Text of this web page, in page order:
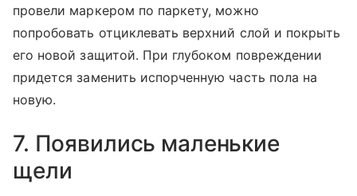
провели маркером по паркету, можно
попробовать отциклевать верхний слой и покрыть
его новой защитой. При глубоком повреждении
придется заменить испорченную часть пола на
новую.
7. Появились маленькие
щели